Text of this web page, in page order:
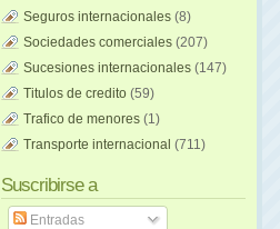
Seguros internacionales (8)
Sociedades comerciales (207)
Sucesiones internacionales (147)
Titulos de credito (59)
Trafico de menores (1)
Transporte internacional (711)
Suscribirse a
Entradas